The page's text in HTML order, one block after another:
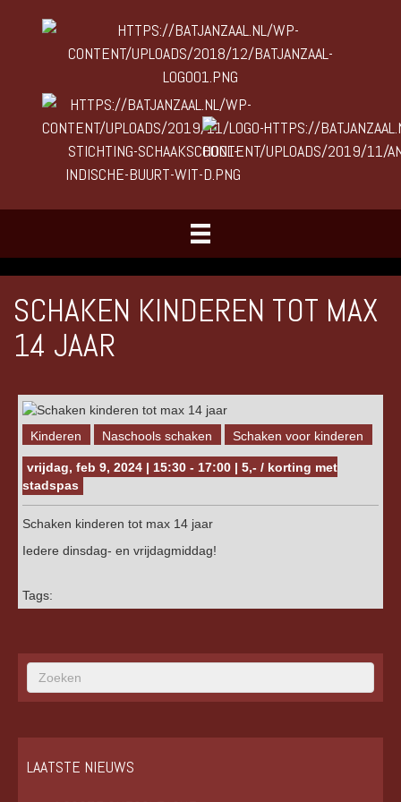
SCHAKEN KINDEREN TOT MAX
14 JAAR
Kinderen Naschools schaken Schaken voor kinderen
vrijdag, feb 9, 2024 | 15:30 - 17:00 | 5,- / korting met
stadspas
Schaken kinderen tot max 14 jaar
Iedere dinsdag- en vrijdagmiddag!
Tags:
LAATSTE NIEUWS